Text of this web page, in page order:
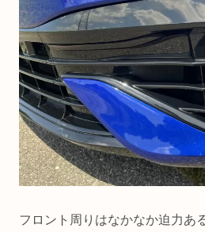
フロント周りはなかなか迫力あ